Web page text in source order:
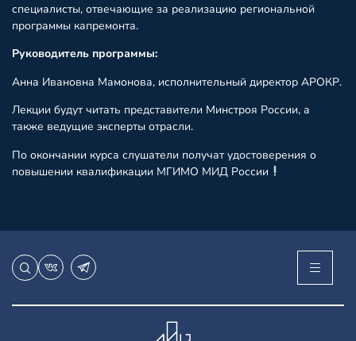
специалисты, отвечающие за реализацию региональной
программы капремонта.
Руководитель программы:
Анна Ивановна Мамонова, исполнительный директор АРОКР.
Лекции будут читать представители Минстроя России, а
также ведущие эксперты отрасли.
По окончании курса слушатели получат удостоверения о
повышении квалификации МГИМО МИД России